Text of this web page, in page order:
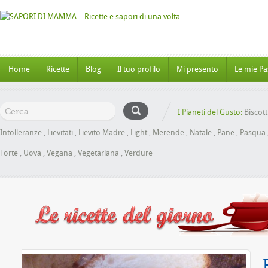
Home Ricette Blog Il tuo profilo Mi presento Le mie
I Pianeti del Gusto:
Intolleranze , Lievitati , Lievito Madre , Light , Merende , Natale , Pane , Pasqua
Torte , Uova , Vegana , Vegetariana , Verdure
Miele senza